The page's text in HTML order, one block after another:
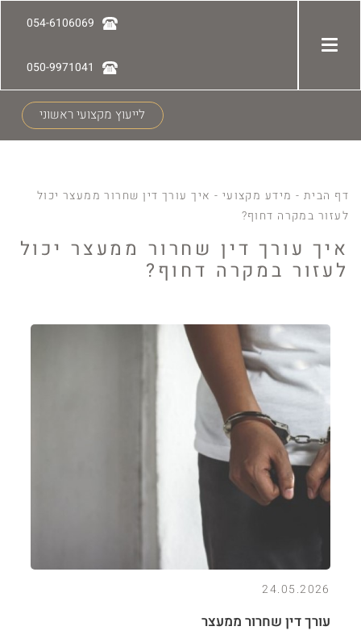
054-6106069
050-9971041
לייעוץ מקצועי ראשוני
דף הבית - מידע מקצועי - איך עורך דין שחרור ממעצר יכול
לעזור במקרה דחוף?
איך עורך דין שחרור ממעצר יכול
לעזור במקרה דחוף?
24.05.2026
עורך דין שחרור ממעצר